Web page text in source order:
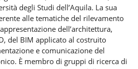
degli Studi dell’Aquila. La sua
alle tematiche del rilevamento
dell’architettura,
del BIM applicato al costruito
e comunicazione del
È membro di gruppi di ricerca di